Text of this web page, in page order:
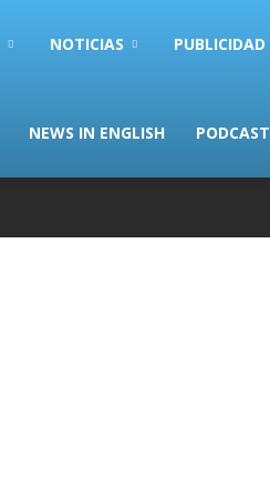
NOTICIAS PUBLICIDAD
NEWS IN ENGLISH PODCAST